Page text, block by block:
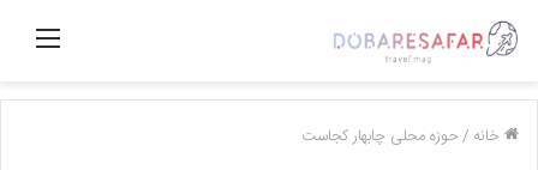
منو
خانه /حوزه محلی چابهار کجاست